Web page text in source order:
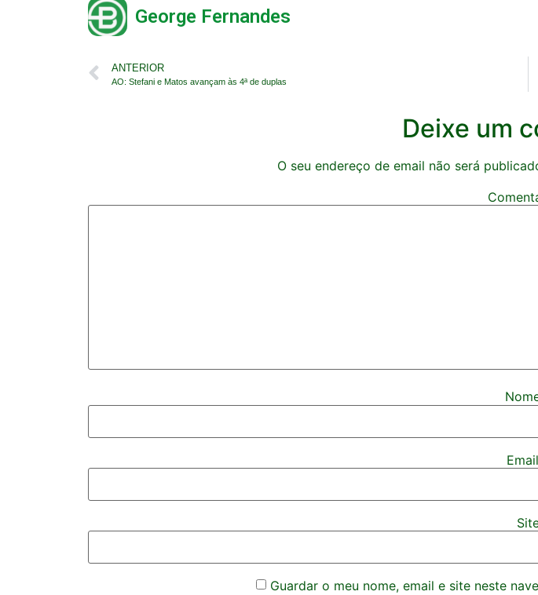
George Fernandes
ANTERIOR
AO: Stefani e Matos avançam às 4ª de duplas
Deixe um
O seu endereço de email não será
Email
Guardar o meu nome, email e site neste